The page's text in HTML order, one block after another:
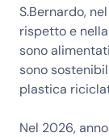
S.Bernardo,
rispetto e
sono
sono
plastica
Nel 2026,